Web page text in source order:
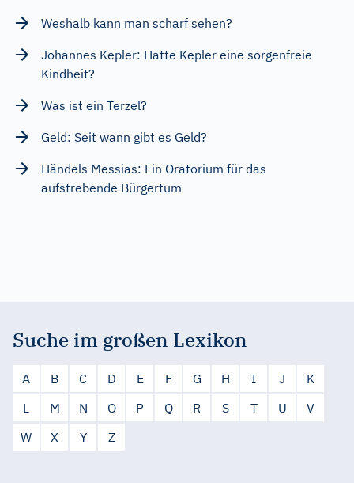
Weshalb kann man scharf sehen?
Johannes Kepler: Hatte Kepler eine sorgenfreie
Kindheit?
Was ist ein Terzel?
Geld: Seit wann gibt es Geld?
Händels Messias: Ein Oratorium für das
aufstrebende Bürgertum
Suche im großen Lexikon
A B C D E F G H I J
K
L
M N O P Q R S T U
V
W
X Y Z